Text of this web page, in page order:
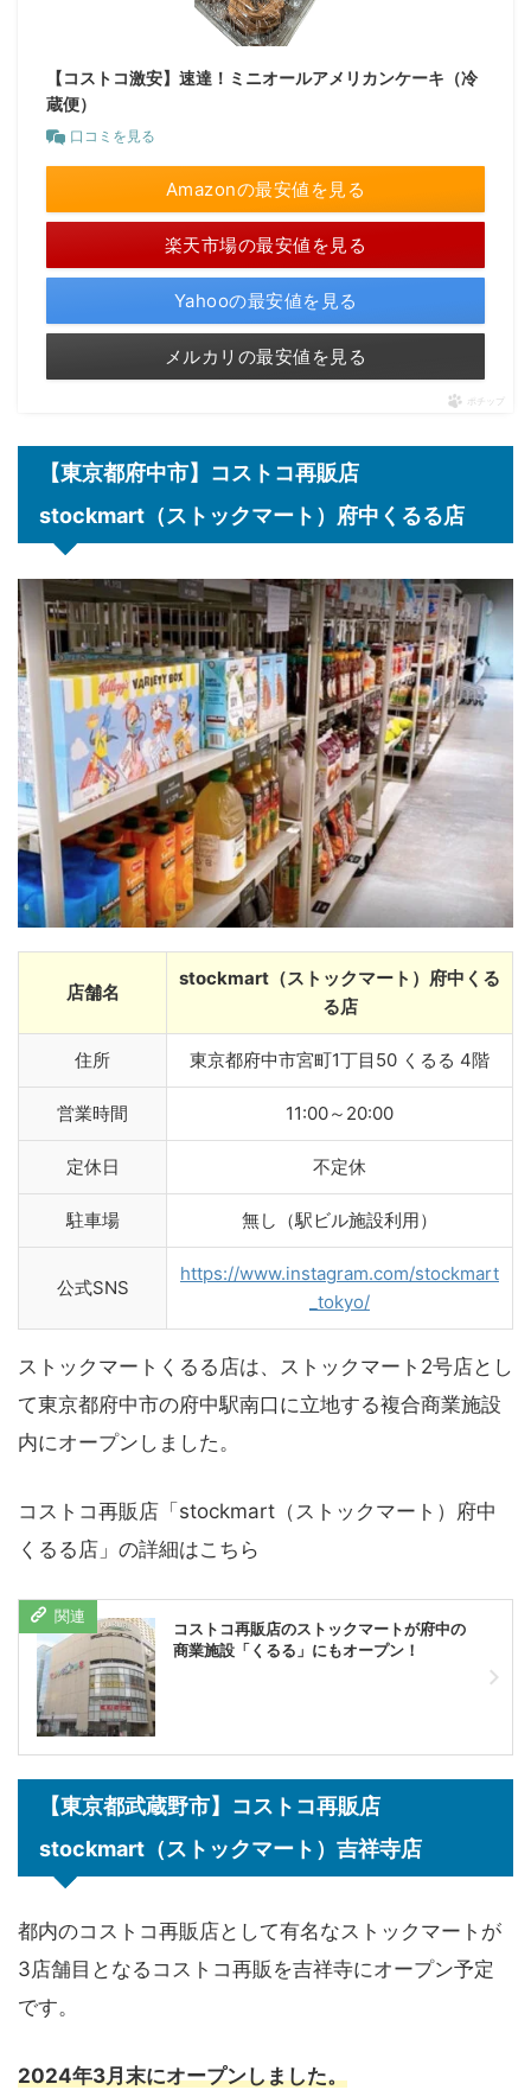
【コストコ激安】速達！ミニオールアメリカンケーキ（冷
蔵便）
口コミを見る
Amazonの最安値を見る
楽天市場の最安値を見る
Yahooの最安値を見る
メルカリの最安値を見る
ポチップ
【東京都府中市】コストコ再販店
stockmart（ストックマート）府中くるる店
店舗名
stockmart（ストックマート）府中くる
る店
住所 東京都府中市宮町1丁目50 くるる 4階
営業時間 11:00～20:00
定休日 不定休
駐車場 無し（駅ビル施設利用）
公式SNS
https://www.instagram.com/stockmart
_tokyo/
ストックマートくるる店は、ストックマート2号店とし
て東京都府中市の府中駅南口に立地する複合商業施設
内にオープンしました。
コストコ再販店「stockmart（ストックマート）府中
くるる店」の詳細はこちら
コストコ再販店のストックマートが府中の
商業施設「くるる」にもオープン！
【東京都武蔵野市】コストコ再販店
stockmart（ストックマート）吉祥寺店
都内のコストコ再販店として有名なストックマートが
3店舗目となるコストコ再販を吉祥寺にオープン予定
です。
2024年3月末にオープンしました。